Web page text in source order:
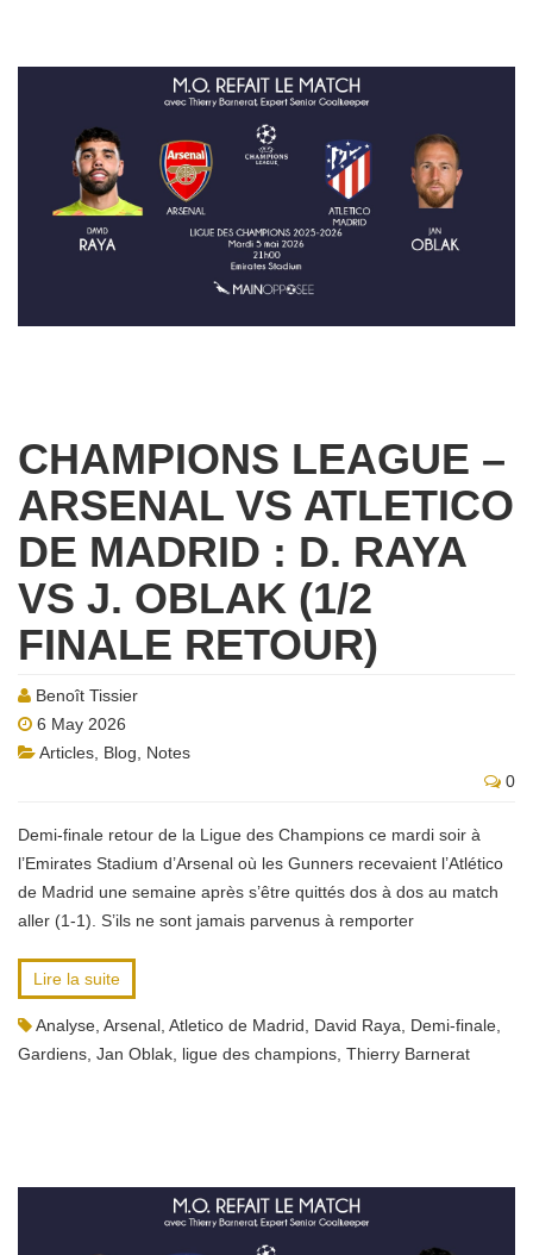
CHAMPIONS LEAGUE –
ARSENAL VS ATLETICO
DE MADRID : D. RAYA
VS J. OBLAK (1/2
FINALE RETOUR)
Benoît Tissier
6 May 2026
Articles Blog
Notes
0
Demi-finale retour de la Ligue des Champions ce mardi soir à
l’Emirates Stadium d’Arsenal où les Gunners recevaient l’Atlético
de Madrid une semaine après s’être quittés dos à dos au match
aller (1-1). S’ils ne sont jamais parvenus à remporter
Lire la suite
Analyse Arsenal Atletico de Madrid David Raya Demi-finale
Gardiens Jan Oblak ligue des champions Thierry Barnerat